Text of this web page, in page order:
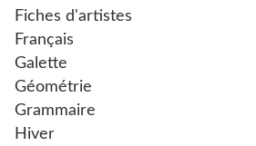
Fiches d'artistes
Français
Galette
Géométrie
Grammaire
Hiver